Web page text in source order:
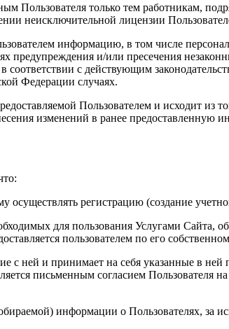
Пользователя только тем работникам,
неисключительной лицензии
информацию, в том числе
предупреждения и/или пресечения
с действующим
Федерации случаях.
Пользователем и исходит из
изменений в ранее
регистрацию (создание
для пользования Услугами Сайта,
пользователем по его
с ней и принимает на себя указанные в
письменным согласием Пользователя
информации о Пользователях, за